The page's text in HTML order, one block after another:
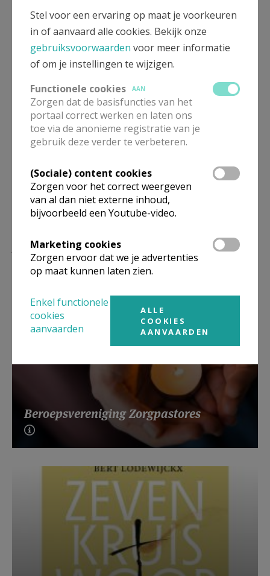
Artikel
privacyverklaring GDPR gegevensverwerking
gegevensbescherming
Deel dit artikel
Lees meer
Beroepsvereniging Zorgpastores
Stel voor een ervaring op maat je voorkeuren
in of aanvaard alle cookies. Bekijk onze
gebruiksvoorwaarden voor meer informatie
of om je instellingen te wijzigen.
Functionele cookies
AAN
Zorgen dat de basisfuncties van het
portaal correct werken en laten ons
toe via de anonieme registratie van je
gebruik deze verder te verbeteren.
(Sociale) content cookies
Zorgen voor het correct weergeven
van al dan niet externe inhoud,
bijvoorbeeld een Youtube-video.
Marketing cookies
Zorgen ervoor dat we je advertenties
op maat kunnen laten zien.
Enkel functionele
cookies
aanvaarden
ALLE
COOKIES
AANVAARDEN